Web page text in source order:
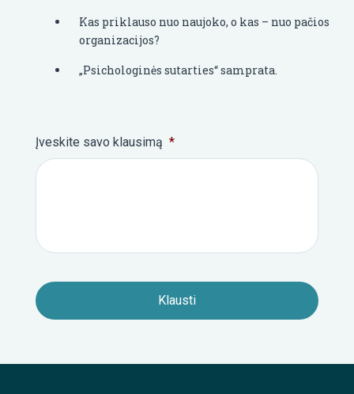
Kas priklauso nuo naujoko, o kas – nuo pačios
organizacijos?
„Psichologinės sutarties“ samprata.
Įveskite savo klausimą *